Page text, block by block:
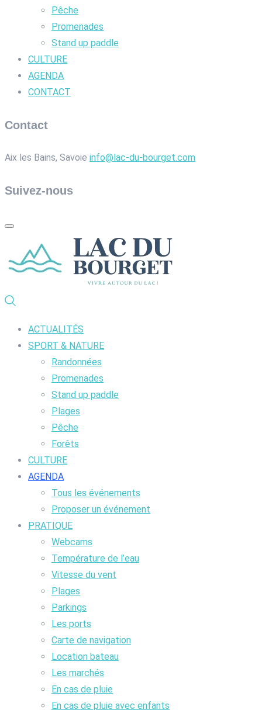
Pêche
Promenades
Stand up paddle
CULTURE
AGENDA
CONTACT
Contact
Aix les Bains, Savoie info@lac-du-bourget.com
Suivez-nous
ACTUALITÉS
SPORT & NATURE
Randonnées
Promenades
Stand up paddle
Plages
Pêche
Forêts
CULTURE
AGENDA
Tous les événements
Proposer un événement
PRATIQUE
Webcams
Température de l’eau
Vitesse du vent
Plages
Parkings
Les ports
Carte de navigation
Location bateau
Les marchés
En cas de pluie
En cas de pluie avec enfants